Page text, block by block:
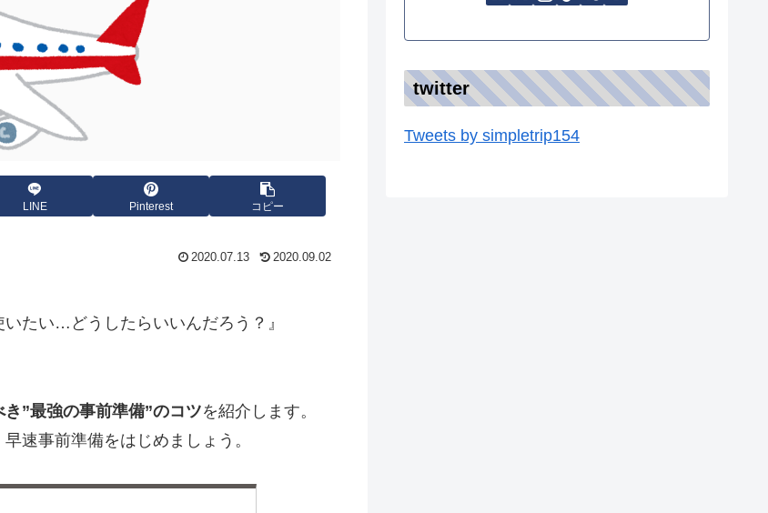
LINE Pinterest コピー
2020.07.13 2020.09.02
たい…どうしたらいいんだろう？』
”最強の事前準備”のコツを紹介します。
速事前準備をはじめましょう。
twitter
Tweets by simpletrip154